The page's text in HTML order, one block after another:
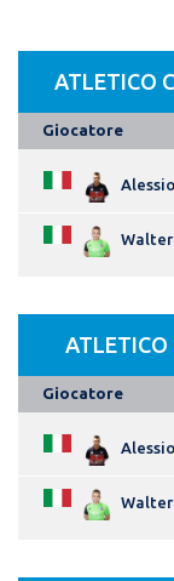
ATLETICO
Giocatore
Walter
ATLETICO
Giocatore
Walter